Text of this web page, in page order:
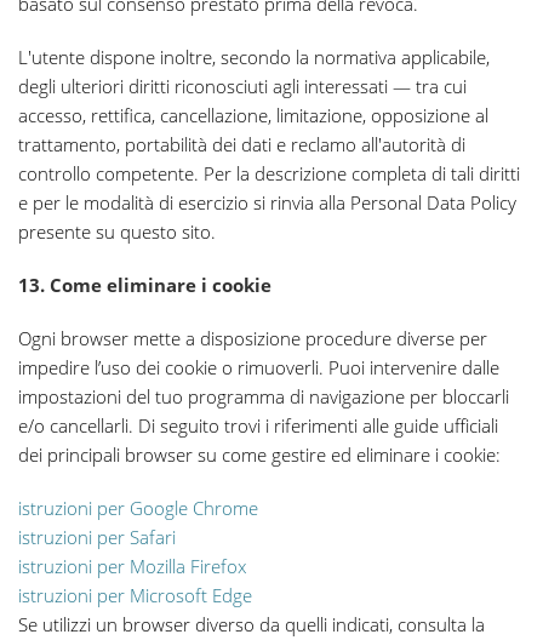
L'utente dispone inoltre, secondo la normativa applicabile,
degli ulteriori diritti riconosciuti agli interessati — tra cui
accesso, rettifica, cancellazione, limitazione, opposizione al
trattamento, portabilità dei dati e reclamo all'autorità di
controllo competente. Per la descrizione completa di tali diritti
e per le modalità di esercizio si rinvia alla Personal Data Policy
presente su questo sito.
13. Come eliminare i cookie
Ogni browser mette a disposizione procedure diverse per
impedire l’uso dei cookie o rimuoverli. Puoi intervenire dalle
impostazioni del tuo programma di navigazione per bloccarli
e/o cancellarli. Di seguito trovi i riferimenti alle guide ufficiali
dei principali browser su come gestire ed eliminare i cookie:
istruzioni per Google Chrome
istruzioni per Safari
istruzioni per Mozilla Firefox
istruzioni per Microsoft Edge
Se utilizzi un browser diverso da quelli indicati, consulta la